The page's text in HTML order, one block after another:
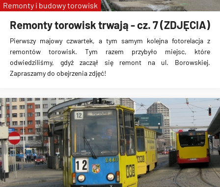
Remonty torowisk trwają - cz. 7 (ZDJĘCIA)
Pierwszy majowy czwartek, a tym samym kolejna fotorelacja z
remontów torowisk. Tym razem przybyło miejsc, które
odwiedziliśmy, gdyż zaczął się remont na ul. Borowskiej.
Zapraszamy do obejrzenia zdjęć!
Remonty i budowy torowisk